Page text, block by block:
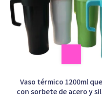
Vaso térmico 1200ml
con sorbete de acero y